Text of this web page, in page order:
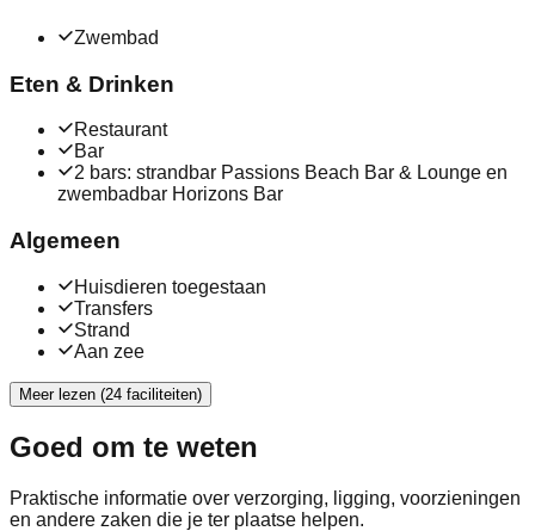
Zwembad
Eten & Drinken
Restaurant
Bar
2 bars: strandbar Passions Beach Bar & Lounge en
zwembadbar Horizons Bar
Algemeen
Huisdieren toegestaan
Transfers
Strand
Aan zee
Meer lezen (24 faciliteiten)
Goed om te weten
Praktische informatie over verzorging, ligging, voorzieningen
en andere zaken die je ter plaatse helpen.